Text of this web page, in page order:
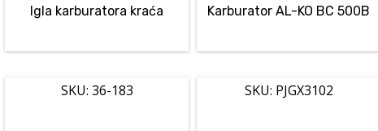
Igla karburatora kraća Karburator AL-KO BC 500B
SKU: 36-183 SKU: PJGX3102